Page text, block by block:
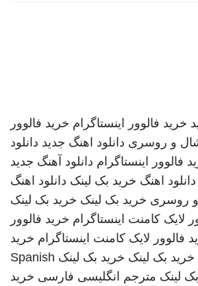
خرید فالوور اینستاگرام خرید فالوور
و روسری دانلود اهنگ جدید دانلود
فالوور اینستاگرام دانلود آهنگ جدید
دانلود اهنگ خرید بک لینک دانلود اهنگ
روسری خرید بک لینک خرید بک لینک
لایک کامنت اینستاگرام خرید فالوور
فالوور لایک کامنت اینستاگرام خرید
خرید بک لینک خرید بک لینک Spanish
لینک مترجم انگلیسی فارسی خرید